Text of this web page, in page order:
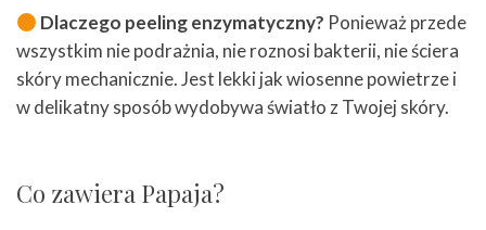
Dlaczego peeling enzymatyczny? Ponieważ przede
wszystkim nie podrażnia, nie roznosi bakterii, nie ściera
skóry mechanicznie. Jest lekki jak wiosenne powietrze i
w delikatny sposób wydobywa światło z Twojej skóry.
Co zawiera Papaja?